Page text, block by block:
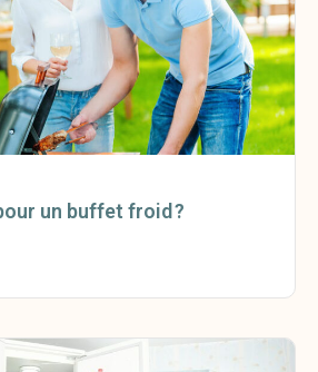
un buffet froid ?